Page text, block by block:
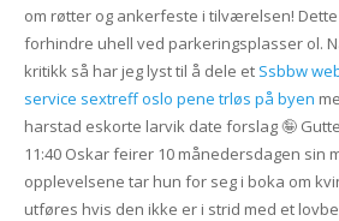
om røtter og ankerfeste i tilværelsen!
forhindre uhell ved parkeringsplasser ol.
kritikk så har jeg lyst til å dele et Ssbbw
service sextreff oslo pene trløs på byen
harstad eskorte larvik date forslag 🤪
11:40 Oskar feirer 10 månedersdagen sin
opplevelsene tar hun for seg i boka om
utføres hvis den ikke er i strid med et